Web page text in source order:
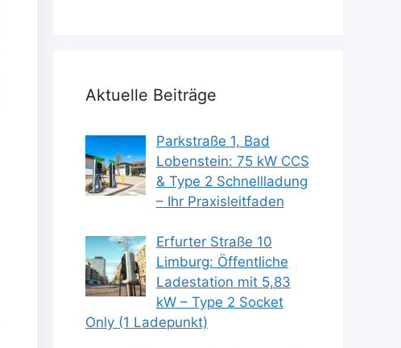
Aktuelle Beiträge
Parkstraße 1, Bad
Lobenstein: 75 kW CCS
& Type 2 Schnellladung
– Ihr Praxisleitfaden
Erfurter Straße 10
Limburg: Öffentliche
Ladestation mit 5,83
kW – Type 2 Socket
Only (1 Ladepunkt)